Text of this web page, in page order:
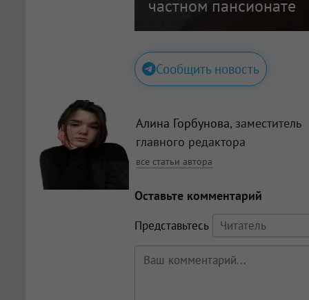
частном пансионате
Сообщить новость
Алина Горбунова, заместитель
главного редактора
все статьи автора
Оставьте комментарий
Представьтесь